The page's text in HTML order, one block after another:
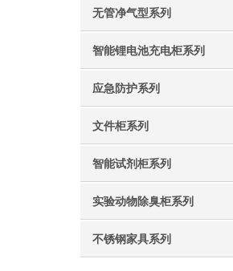
无管净气型系列
智能锂电池充电柜系列
应急防护系列
文件柜系列
智能试剂柜系列
实验动物除臭柜系列
不锈钢家具系列